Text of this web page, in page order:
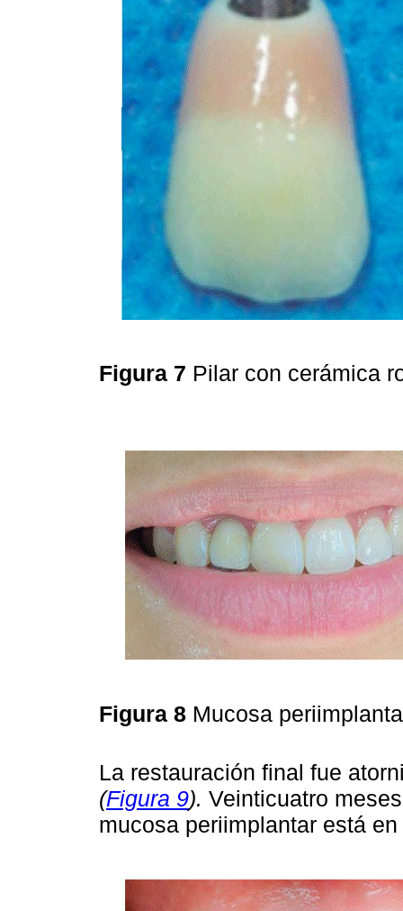
Figura 7 Pilar con cerámica
Figura 8 Mucosa
La restauración final fue
(Figura 9). Veinticuatro
mucosa periimplantar está